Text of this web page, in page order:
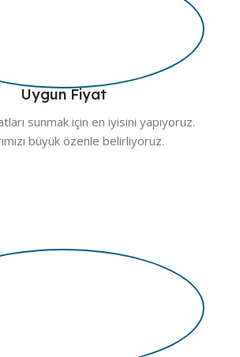
Uygun Fiyat
sunmak için en iyisini yapıyoruz.
büyük özenle belirliyoruz.